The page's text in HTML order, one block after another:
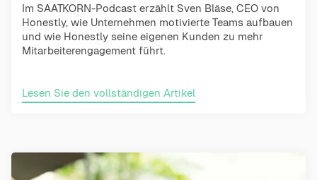
Im SAATKORN-Podcast erzählt Sven Bläse, CEO von
Honestly, wie Unternehmen motivierte Teams aufbauen
und wie Honestly seine eigenen Kunden zu mehr
Mitarbeiterengagement führt.
Lesen Sie den vollständigen Artikel